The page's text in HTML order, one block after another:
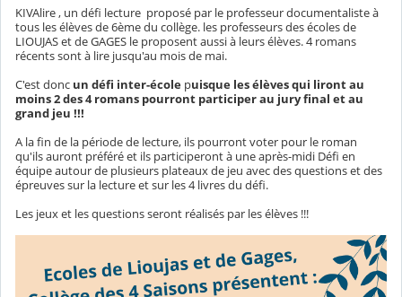
KIVAlire , un défi lecture proposé par le professeur documentaliste à
tous les élèves de 6ème du collège. les professeurs des écoles de
LIOUJAS et de GAGES le proposent aussi à leurs élèves. 4 romans
récents sont à lire jusqu'au mois de mai.
C'est donc un défi inter-école puisque les élèves qui liront au
moins 2 des 4 romans pourront participer au jury final et au
grand jeu !!!
A la fin de la période de lecture, ils pourront voter pour le roman
qu'ils auront préféré et ils participeront à une après-midi Défi en
équipe autour de plusieurs plateaux de jeu avec des questions et des
épreuves sur la lecture et sur les 4 livres du défi.
Les jeux et les questions seront réalisés par les élèves !!!